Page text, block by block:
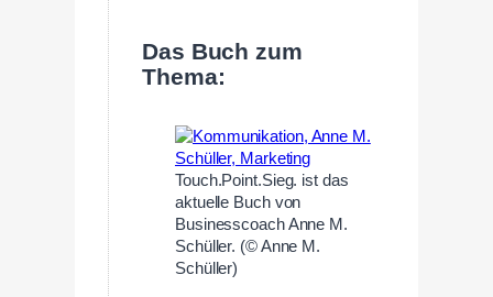
Das Buch zum
Thema:
Touch.Point.Sieg. ist das
aktuelle Buch von
Businesscoach Anne M.
Schüller. (© Anne M.
Schüller)